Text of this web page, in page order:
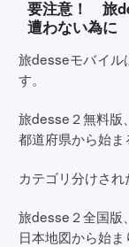
要注意！ 旅
遭わない為に
旅desseモバイル
す。
旅desse２無料版
都道府県から始
カテゴリ分けされ
旅desse２全国版
日本地図から始